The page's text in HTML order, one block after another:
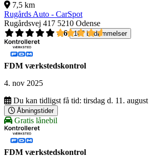
7,5 km
Rugårds Auto - CarSpot
Rugårdsvej 417 5210 Odense
4,6
107 bedømmelser
FDM værkstedskontrol
4. nov 2025
Du kan tidligst få tid: tirsdag d. 11. august
Åbningstider
Gratis lånebil
FDM værkstedskontrol